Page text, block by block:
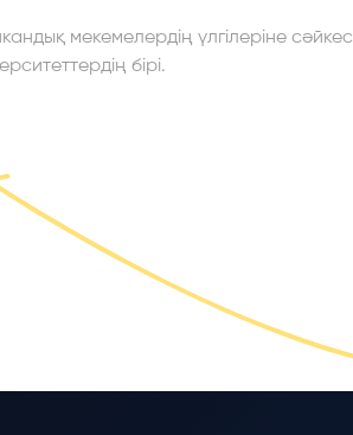
мекемелердің үлгілеріне сәйкес
бірі.